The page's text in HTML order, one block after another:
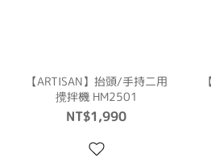
【ARTISAN】抬頭/手持二用
攪拌機 HM2501
NT$1,990